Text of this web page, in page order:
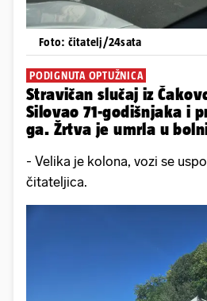
Foto: čitatelj/24sata
PODIGNUTA OPTUŽNICA
Stravičan slučaj iz
Silovao 71-godišnjaka i
ga. Žrtva je umrla u
- Velika je kolona, vozi se
čitateljica.